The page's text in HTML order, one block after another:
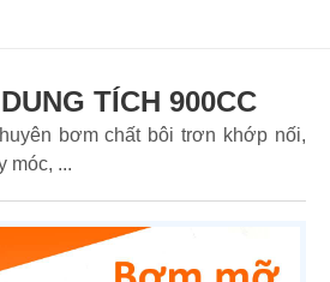
TÍCH 900CC
bơm chất bôi trơn khớp nối,
móc, ...